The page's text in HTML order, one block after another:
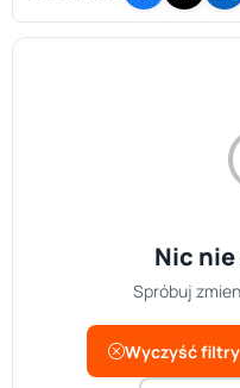
Nic
Spróbuj
Wyczyść filtry